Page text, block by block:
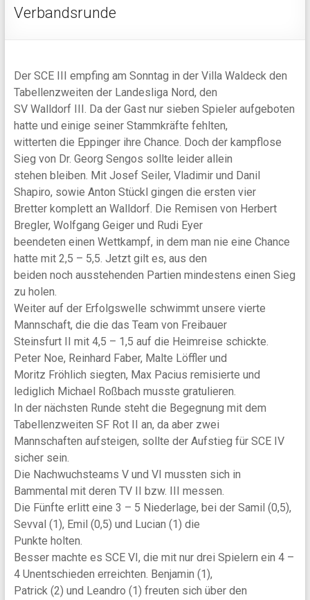
Verbandsrunde
Der SCE III empfing am Sonntag in der Villa Waldeck den
Tabellenzweiten der Landesliga Nord, den
SV Walldorf III. Da der Gast nur sieben Spieler aufgeboten
hatte und einige seiner Stammkräfte fehlten,
witterten die Eppinger ihre Chance. Doch der kampflose
Sieg von Dr. Georg Sengos sollte leider allein
stehen bleiben. Mit Josef Seiler, Vladimir und Danil
Shapiro, sowie Anton Stückl gingen die ersten vier
Bretter komplett an Walldorf. Die Remisen von Herbert
Bregler, Wolfgang Geiger und Rudi Eyer
beendeten einen Wettkampf, in dem man nie eine Chance
hatte mit 2,5 – 5,5. Jetzt gilt es, aus den
beiden noch ausstehenden Partien mindestens einen Sieg
zu holen.
Weiter auf der Erfolgswelle schwimmt unsere vierte
Mannschaft, die die das Team von Freibauer
Steinsfurt II mit 4,5 – 1,5 auf die Heimreise schickte.
Peter Noe, Reinhard Faber, Malte Löffler und
Moritz Fröhlich siegten, Max Pacius remisierte und
lediglich Michael Roßbach musste gratulieren.
In der nächsten Runde steht die Begegnung mit dem
Tabellenzweiten SF Rot II an, da aber zwei
Mannschaften aufsteigen, sollte der Aufstieg für SCE IV
sicher sein.
Die Nachwuchsteams V und VI mussten sich in
Bammental mit deren TV II bzw. III messen.
Die Fünfte erlitt eine 3 – 5 Niederlage, bei der Samil (0,5),
Sevval (1), Emil (0,5) und Lucian (1) die
Punkte holten.
Besser machte es SCE VI, die mit nur drei Spielern ein 4 –
4 Unentschieden erreichten. Benjamin (1),
Patrick (2) und Leandro (1) freuten sich über den